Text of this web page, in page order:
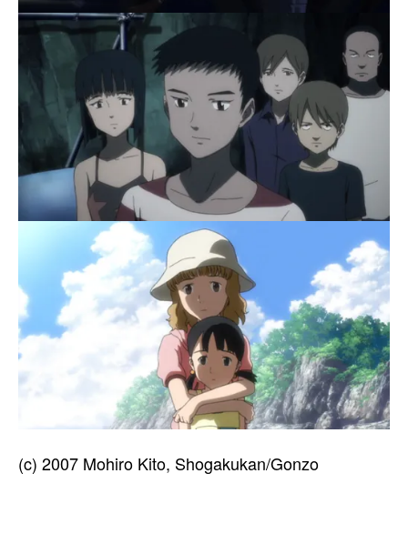
(c) 2007 Mohiro Kito, Shogakukan/Gonzo